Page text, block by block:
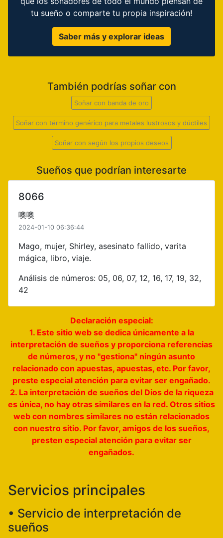
tu sueño o comparte tu propia inspiración!
Saber más y explorar ideas
También podrías soñar con
Soñar con banda de oro
Soñar con término genérico para metales lustrosos y dúctiles
Soñar con según los propios deseos
Sueños que podrían interesarte
8066
噢噢
2024-01-10 06:36:44
Mago, mujer, Shirley, asesinato fallido, varita
mágica, libro, viaje.
Análisis de números: 05, 06, 07, 12, 16, 17, 19, 32,
42
Declaración especial:
1. Este sitio web se dedica únicamente a la
interpretación de sueños y proporciona referencias
de números, y no "gestiona" ningún asunto
relacionado con apuestas, apuestas, etc. Por favor,
preste especial atención para evitar ser engañado.
2. La interpretación de sueños del Dios de la riqueza
es única, no hay otras similares en la red. Otros sitios
web con nombres similares no están relacionados
con nuestro sitio. Por favor, amigos de los sueños,
presten especial atención para evitar ser
engañados.
Servicios principales
• Servicio de interpretación de
sueños